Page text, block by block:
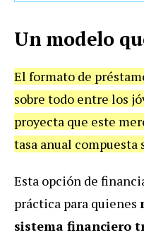
Un modelo
El formato de
sobre todo entre los
proyecta que este
tasa anual compuesta
Esta opción de
práctica para quienes
sistema financiero